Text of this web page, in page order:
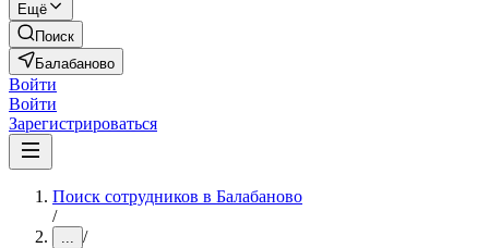
Ещё
Поиск
Балабаново
Войти
Войти
Зарегистрироваться
Поиск сотрудников в Балабаново
/
... /